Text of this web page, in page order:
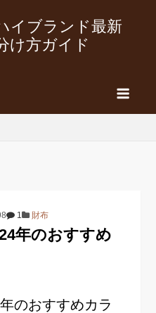
イブランド最新
け方ガイド
1 財布
年のおすすめ
のおすすめカラ